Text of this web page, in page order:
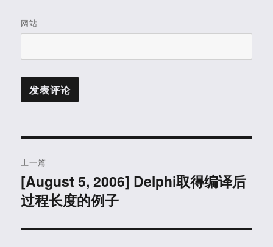
网站
章
导
航
上一篇
上
篇
章：
[August 5, 2006] Delphi取得编译后
过程长度的例子